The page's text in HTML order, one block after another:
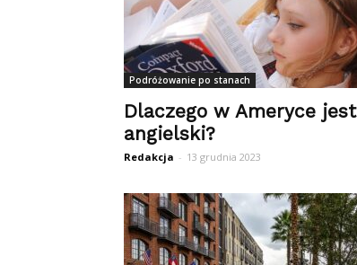
Podróżowanie po stanach
Dlaczego w Ameryce jest
angielski?
Redakcja - 13 grudnia 2023